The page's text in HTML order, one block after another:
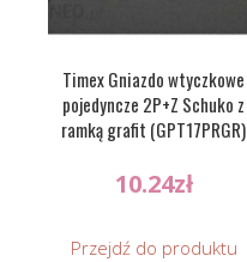
Timex Gniazdo wtyczkowe
pojedyncze 2P+Z Schuko z
ramką grafit (GPT17PRGR)
10.24zł
Przejdź do produktu